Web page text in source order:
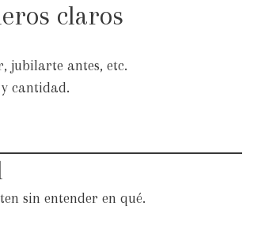
claros
jubilarte antes, etc.
cantidad.
sin entender en qué.